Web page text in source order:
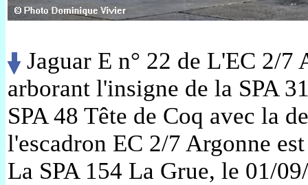
Jaguar E n° 22 de L'EC 2/
arborant l'insigne de la SPA
SPA 48 Tête de Coq avec la
l'escadron EC 2/7 Argonne
La SPA 154 La Grue, le 01/